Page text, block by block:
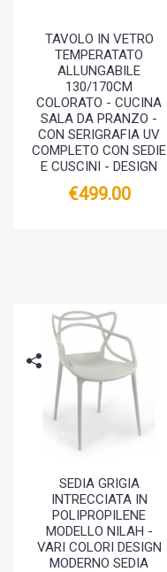
TAVOLO IN VETRO
TEMPERATATO
ALLUNGABILE
130/170CM
COLORATO - CUCINA
SALA DA PRANZO -
CON SERIGRAFIA UV
COMPLETO CON SEDIE
E CUSCINI - DESIGN
€499.00
SEDIA GRIGIA
INTRECCIATA IN
POLIPROPILENE
MODELLO NILAH -
VARI COLORI DESIGN
MODERNO SEDIA